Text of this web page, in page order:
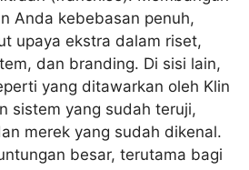
Anda kebebasan penuh,
upaya ekstra dalam riset,
dan branding. Di sisi lain,
yang ditawarkan oleh Klin
sistem yang sudah teruji,
merek yang sudah dikenal.
besar, terutama bagi